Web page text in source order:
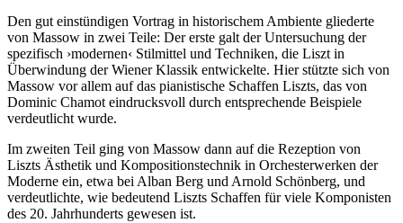
Den gut einstündigen Vortrag in historischem Ambiente gliederte
von Massow in zwei Teile: Der erste galt der Untersuchung der
spezifisch ›modernen‹ Stilmittel und Techniken, die Liszt in
Überwindung der Wiener Klassik entwickelte. Hier stützte sich von
Massow vor allem auf das pianistische Schaffen Liszts, das von
Dominic Chamot eindrucksvoll durch entsprechende Beispiele
verdeutlicht wurde.
Im zweiten Teil ging von Massow dann auf die Rezeption von
Liszts Ästhetik und Kompositionstechnik in Orchesterwerken der
Moderne ein, etwa bei Alban Berg und Arnold Schönberg, und
verdeutlichte, wie bedeutend Liszts Schaffen für viele Komponisten
des 20. Jahrhunderts gewesen ist.